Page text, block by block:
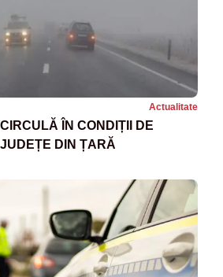
Actualitate
ÎN CONDIȚII DE
DIN ȚARĂ